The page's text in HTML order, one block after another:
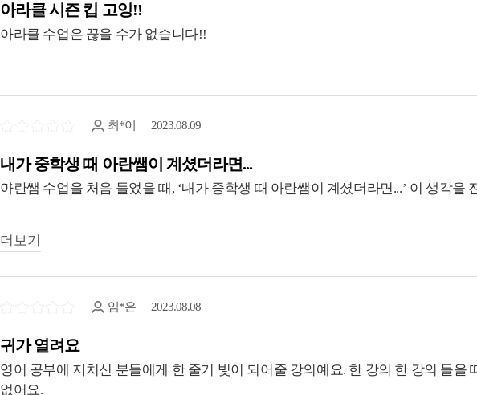
아라클 시즌 킵 고잉!!
아라클 수업은 끊을 수가 없습니다!!
최*이 2023.08.09
내가 중학생 때 아란쌤이 계셨더라면...
아란쌤 수업을 처음 들었을 때, ‘내가 중학생 때 아란쌤이 계셨더라면...’ 이 생각
재미있어서 시간 순삭입니다. 수업을 재생하면서부터 아란쌤이랑 같이 말하면서
차 반복했는지 기억은 안 나고 수업을 7월 한 달 내내 정말 배경음악처럼 틀어 놓
그리고 YouTube, Reel, Instagram, Facebook, 미드, 영화 등에서 보이는 여러 영어
사람은 알아요. 얼마나 기가 막히게 행복한지! ㄲ ㅑㅇ ㅏ!!!
더보기
임*은 2023.08.08
귀가 열려요
영어 공부에 지치신 분들에게 한 줄기 빛이 되어줄 강의예요. 한 강의 한 강의 들
없어요.